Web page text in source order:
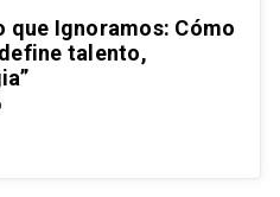
que Ignoramos: Cómo
talento,